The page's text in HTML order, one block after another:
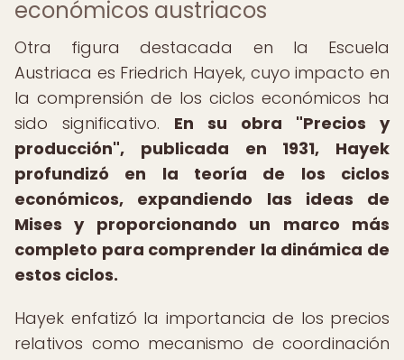
económicos austriacos
Otra figura destacada en la Escuela
Austriaca es Friedrich Hayek, cuyo impacto en
la comprensión de los ciclos económicos ha
sido significativo. En su obra "Precios y
producción", publicada en 1931, Hayek
profundizó en la teoría de los ciclos
económicos, expandiendo las ideas de
Mises y proporcionando un marco más
completo para comprender la dinámica de
estos ciclos.
Hayek enfatizó la importancia de los precios
relativos como mecanismo de coordinación